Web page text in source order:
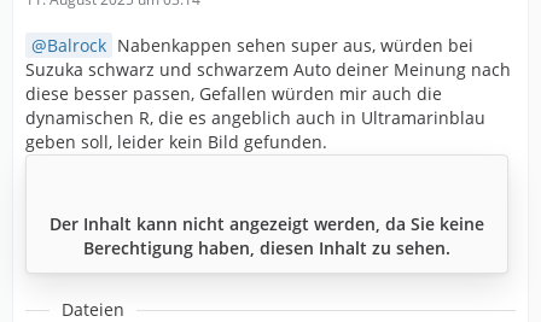
Balrock Nabenkappen sehen super aus, würden bei
Suzuka schwarz und schwarzem Auto deiner Meinung nach
diese besser passen, Gefallen würden mir auch die
dynamischen R, die es angeblich auch in Ultramarinblau
geben soll, leider kein Bild gefunden.
Der Inhalt kann nicht angezeigt werden, da Sie keine
Berechtigung haben, diesen Inhalt zu sehen.
Dateien